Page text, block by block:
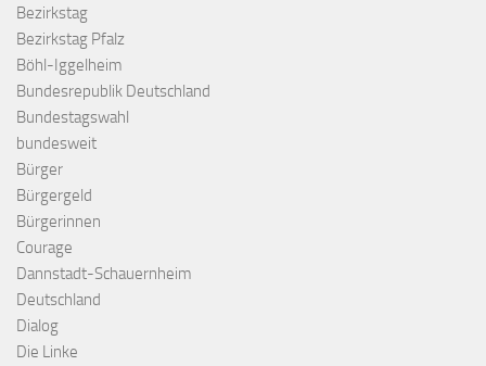
Bezirkstag
Bezirkstag Pfalz
Böhl-Iggelheim
Bundesrepublik Deutschland
Bundestagswahl
bundesweit
Bürger
Bürgergeld
Bürgerinnen
Courage
Dannstadt-Schauernheim
Deutschland
Dialog
Die Linke